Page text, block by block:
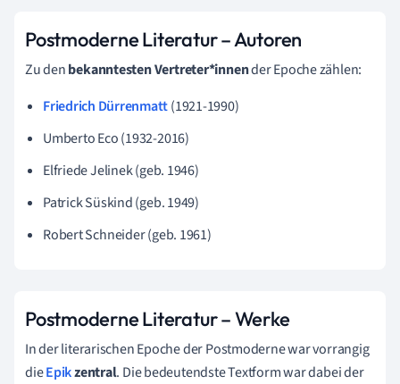
Postmoderne Literatur – Autoren
Zu denbekanntesten Vertreter*innender Epoche zählen:
Friedrich Dürrenmatt(1921-1990)
Umberto Eco (1932-2016)
Elfriede Jelinek (geb. 1946)
Patrick Süskind (geb. 1949)
Robert Schneider (geb. 1961)
Postmoderne Literatur – Werke
In der literarischen Epoche der Postmoderne war vorrangig
dieEpikzentral. Die bedeutendste Textform war dabei der